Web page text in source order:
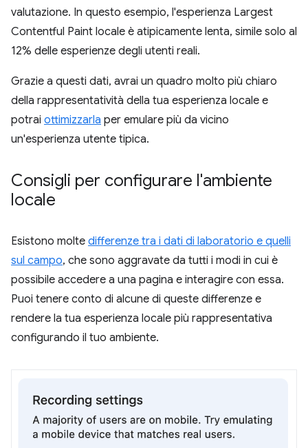
valutazione. In questo esempio, l'esperienza Largest
Contentful Paint locale è atipicamente lenta, simile solo al
12% delle esperienze degli utenti reali.
Grazie a questi dati, avrai un quadro molto più chiaro
della rappresentatività della tua esperienza locale e
potrai ottimizzarla per emulare più da vicino
un'esperienza utente tipica.
Consigli per configurare l'ambiente
locale
Esistono molte differenze tra i dati di laboratorio e quelli
sul campo, che sono aggravate da tutti i modi in cui è
possibile accedere a una pagina e interagire con essa.
Puoi tenere conto di alcune di queste differenze e
rendere la tua esperienza locale più rappresentativa
configurando il tuo ambiente.